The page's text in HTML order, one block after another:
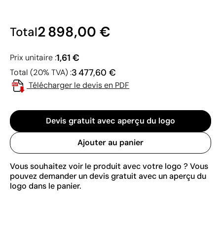
Total2 898,00 €
Prix unitaire :1,61 €
Total (20% TVA) :3 477,60 €
Télécharger le devis en PDF
Devis gratuit avec aperçu du logo
Ajouter au panier
Vous souhaitez voir le produit avec votre logo ? Vous
pouvez demander un devis gratuit avec un aperçu du
logo dans le panier.